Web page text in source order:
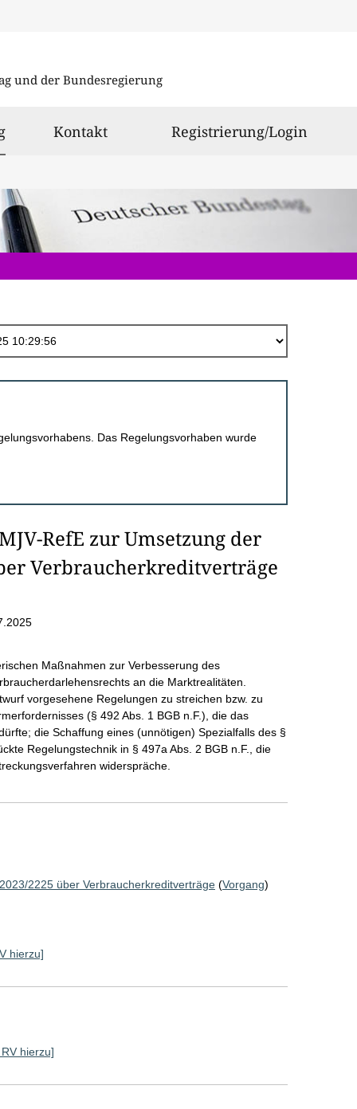
und der Bundesregierung
ausgewählt
Kontakt Registrierung/Login
Das Regelungsvorhaben wurde
RefE zur Umsetzung der
Verbraucherkreditverträge
Maßnahmen zur Verbesserung des
an die Marktrealitäten.
vorgesehene Regelungen zu streichen bzw. zu
(§ 492 Abs. 1 BGB n.F.), die das
die Schaffung eines (unnötigen) Spezialfalls des §
Regelungstechnik in § 497a Abs. 2 BGB n.F., die
widerspräche.
2225 über Verbraucherkreditverträge(Vorgang)
hierzu]
hierzu]